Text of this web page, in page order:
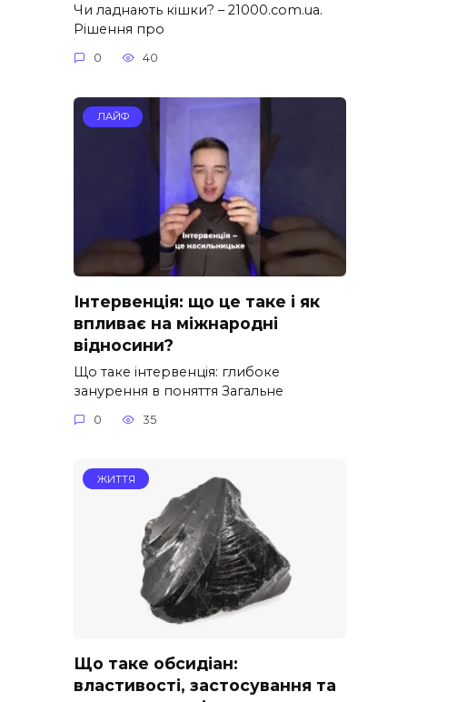
Чи ладнають кішки? – 21000.com.ua.
Рішення про
0 40
ЛАЙФ
Інтервенція: що це таке і як
впливає на міжнародні
відносини?
Що таке інтервенція: глибоке
занурення в поняття Загальне
0 35
ЖИТТЯ
Що таке обсидіан:
властивості, застосування та